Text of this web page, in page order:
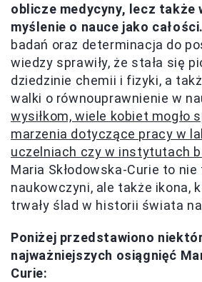
oblicze medycyny, lecz także
myślenie o nauce jako całości.
badań oraz determinacja do
wiedzy sprawiły, że stała się
dziedzinie chemii i fizyki, a
walki o równouprawnienie w
wysiłkom, wiele kobiet mogło
marzenia dotyczące pracy w
uczelniach czy w instytutach
Maria Skłodowska-Curie to
naukowczyni, ale także ikona,
trwały ślad w historii świata
Poniżej przedstawiono
najważniejszych osiągnięć
Curie: